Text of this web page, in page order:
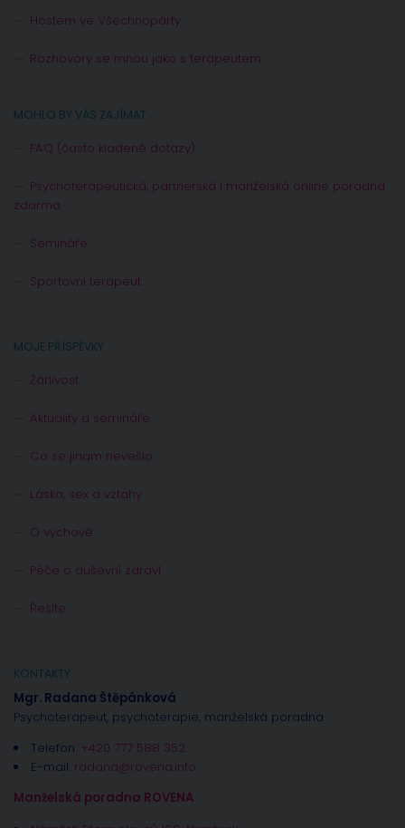
Hostem ve Všechnopárty
Rozhovory se mnou jako s terapeutem
MOHLO BY VÁS ZAJÍMAT
FAQ (často kladené dotazy)
Psychoterapeutická, partnerská i manželská online poradna
zdarma
Semináře
Sportovní terapeut
MOJE PŘÍSPĚVKY
Žárlivost
Aktuality a semináře
Co se jinam nevešlo
Láska, sex a vztahy
O výchově
Péče o duševní zdraví
Řešíte
KONTAKTY
Mgr. Radana Štěpánková
Psychoterapeut, psychoterapie, manželská poradna
Telefon: +420 777 588 352
E-mail: radana@rovena.info
Manželská poradna ROVENA